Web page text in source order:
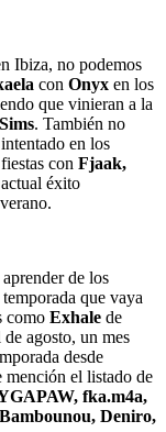
Ibiza, no podemos
con Onyx en los
que vinieran a la
. También no
en los
con Fjaak,
éxito
de los
que vaya
como Exhale de
agosto, un mes
desde
mención el listado de
fka.m4a,
Deniro,